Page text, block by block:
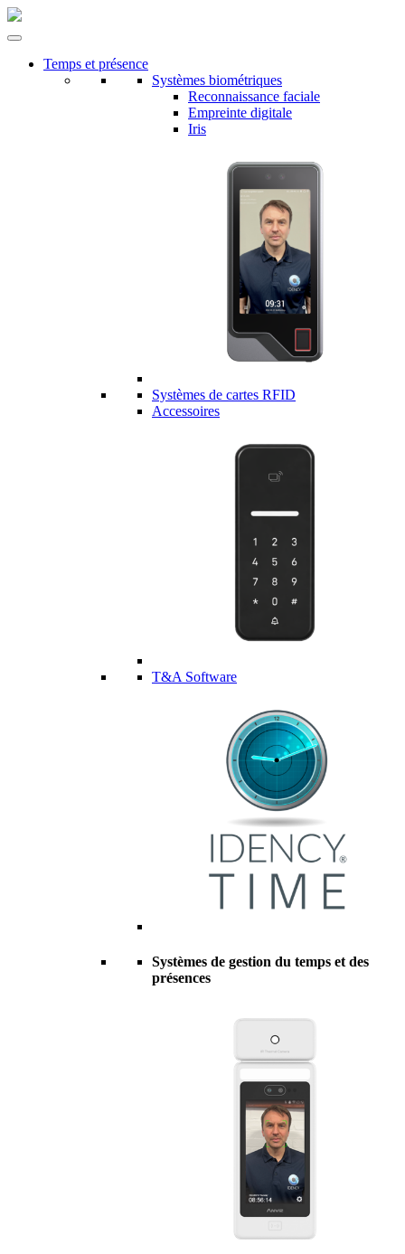
Temps et présence
Systèmes biométriques
Reconnaissance faciale
Empreinte digitale
Iris
Systèmes de cartes RFID
Accessoires
T&A Software
Systèmes de gestion du temps et des
présences